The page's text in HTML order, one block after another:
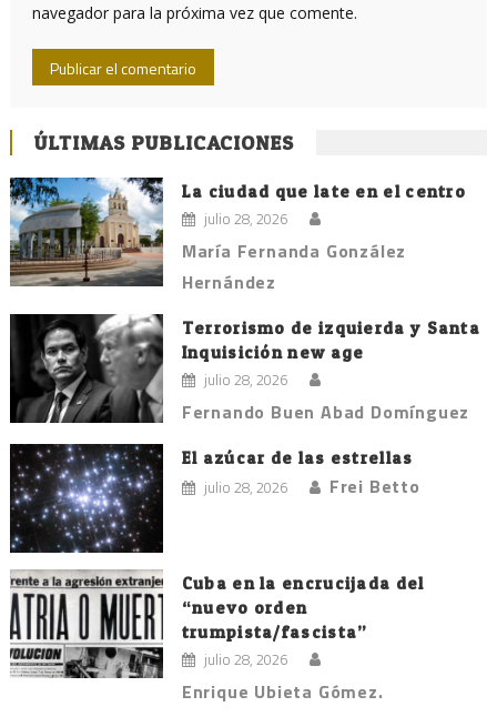
navegador para la próxima vez que comente.
ÚLTIMAS PUBLICACIONES
La ciudad que late en el centro
julio 28, 2026
María Fernanda González
Hernández
Terrorismo de izquierda y Santa
Inquisición new age
julio 28, 2026
Fernando Buen Abad Domínguez
El azúcar de las estrellas
julio 28, 2026 Frei Betto
Cuba en la encrucijada del
“nuevo orden
trumpista/fascista”
julio 28, 2026
Enrique Ubieta Gómez.